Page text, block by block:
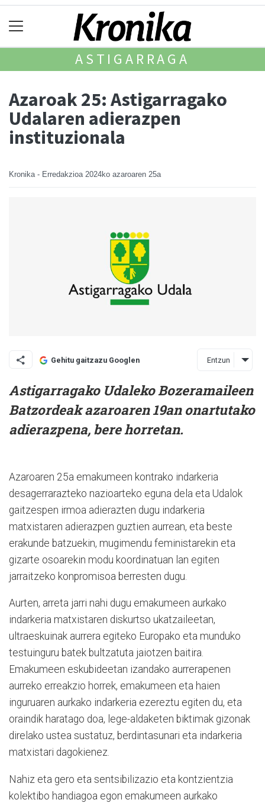
ASTIGARRAGA
Azaroak 25: Astigarragako
Udalaren adierazpen
instituzionala
Kronika - Erredakzioa 2024ko azaroaren 25a
Gehitu gaitzazu Googlen Entzun
Astigarragako Udaleko Bozeramaileen
Batzordeak azaroaren 19an onartutako
adierazpena, bere horretan.
Azaroaren 25a emakumeen kontrako indarkeria
desagerrarazteko nazioarteko eguna dela eta Udalok
gaitzespen irmoa adierazten dugu indarkeria
matxistaren adierazpen guztien aurrean, eta beste
erakunde batzuekin, mugimendu feministarekin eta
gizarte osoarekin modu koordinatuan lan egiten
jarraitzeko konpromisoa berresten dugu.
Aurten, arreta jarri nahi dugu emakumeen aurkako
indarkeria matxistaren diskurtso ukatzaileetan,
ultraeskuinak aurrera egiteko Europako eta munduko
testuinguru batek bultzatuta jaiotzen baitira.
Emakumeen eskubideetan izandako aurrerapenen
aurreko erreakzio horrek, emakumeen eta haien
inguruaren aurkako indarkeria ezereztu egiten du, eta
oraindik haratago doa, lege-aldaketen biktimak gizonak
direlako ustea sustatuz, berdintasunari eta indarkeria
matxistari dagokienez.
Nahiz eta gero eta sentsibilizazio eta kontzientzia
kolektibo handiagoa egon emakumeen aurkako